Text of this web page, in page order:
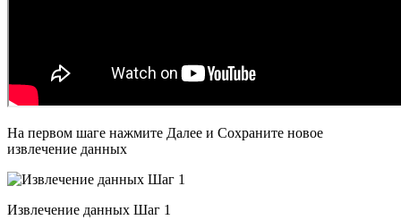
На первом шаге нажмите Далее и Сохраните новое
извлечение данных
Извлечение данных Шаг 1